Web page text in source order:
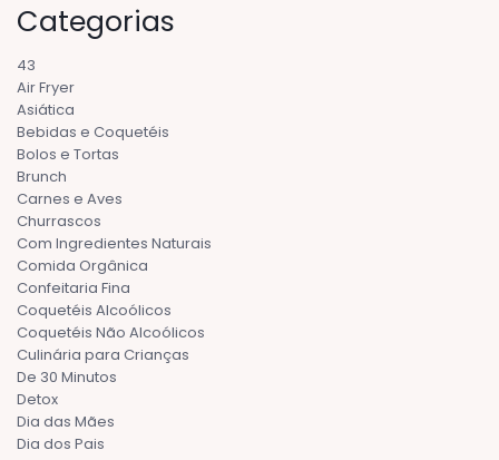
Categorias
43
Air Fryer
Asiática
Bebidas e Coquetéis
Bolos e Tortas
Brunch
Carnes e Aves
Churrascos
Com Ingredientes Naturais
Comida Orgânica
Confeitaria Fina
Coquetéis Alcoólicos
Coquetéis Não Alcoólicos
Culinária para Crianças
De 30 Minutos
Detox
Dia das Mães
Dia dos Pais